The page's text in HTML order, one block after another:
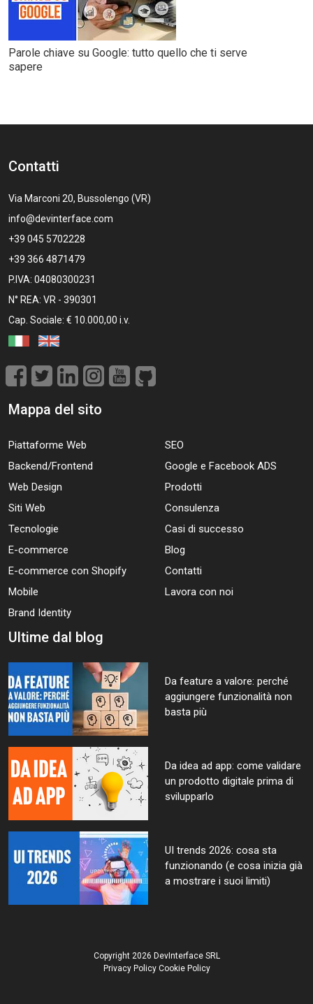
Parole chiave su Google: tutto quello che ti serve
sapere
Contatti
Via Marconi 20, Bussolengo (VR)
info@devinterface.com
+39 045 5702228
+39 366 4871479
P.IVA: 04080300231
N° REA: VR - 390301
Cap. Sociale: € 10.000,00 i.v.
Mappa del sito
Piattaforme Web
Backend/Frontend
Web Design
Siti Web
Tecnologie
E-commerce
E-commerce con Shopify
Mobile
Brand Identity
SEO
Google e Facebook ADS
Prodotti
Consulenza
Casi di successo
Blog
Contatti
Lavora con noi
Ultime dal blog
Da feature a valore: perché
aggiungere funzionalità non
basta più
Da idea ad app: come validare
un prodotto digitale prima di
svilupparlo
UI trends 2026: cosa sta
funzionando (e cosa inizia già
a mostrare i suoi limiti)
Copyright 2026 DevInterface SRL
Privacy Policy Cookie Policy